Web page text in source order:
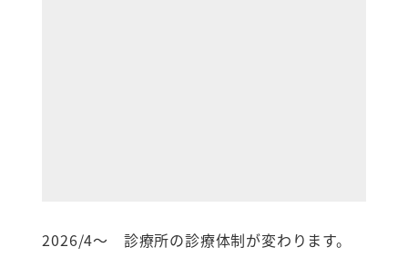
2026/4～ 診療所の診療体制が変わります。